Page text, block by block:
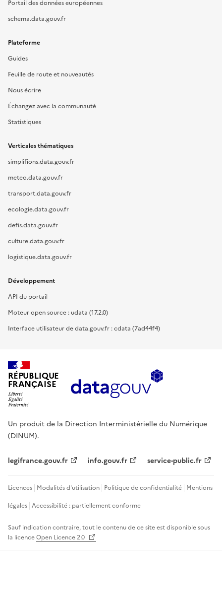
Portail des données européennes
schema.data.gouv.fr
Plateforme
Guides
Feuille de route et nouveautés
Nous écrire
Échangez avec la communauté
Statistiques
Verticales thématiques
simplifions.data.gouv.fr
meteo.data.gouv.fr
transport.data.gouv.fr
ecologie.data.gouv.fr
defis.data.gouv.fr
culture.data.gouv.fr
logistique.data.gouv.fr
Développement
API du portail
Moteur open source : udata (17.2.0)
Interface utilisateur de data.gouv.fr : cdata (7ad44f4)
RÉPUBLIQUE
FRANÇAISE
Un produit de la Direction Interministérielle du Numérique
(DINUM).
legifrance.gouv.fr info.gouv.fr service-public.fr
Licences Modalités d'utilisation Politique de confidentialité Mentions
légales Accessibilité : partiellement conforme
Sauf indication contraire, tout le contenu de ce site est disponible sous
la licenceOpen Licence 2.0